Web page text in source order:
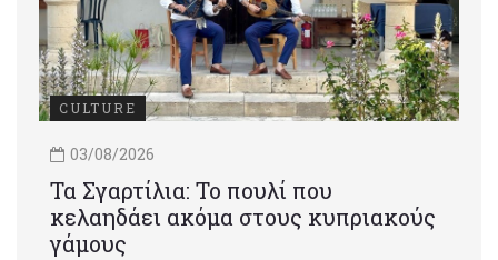
CULTURE
03/08/2026
Τα Σγαρτίλια: Το πουλί που
κελαηδάει ακόμα στους κυπριακούς
γάμους